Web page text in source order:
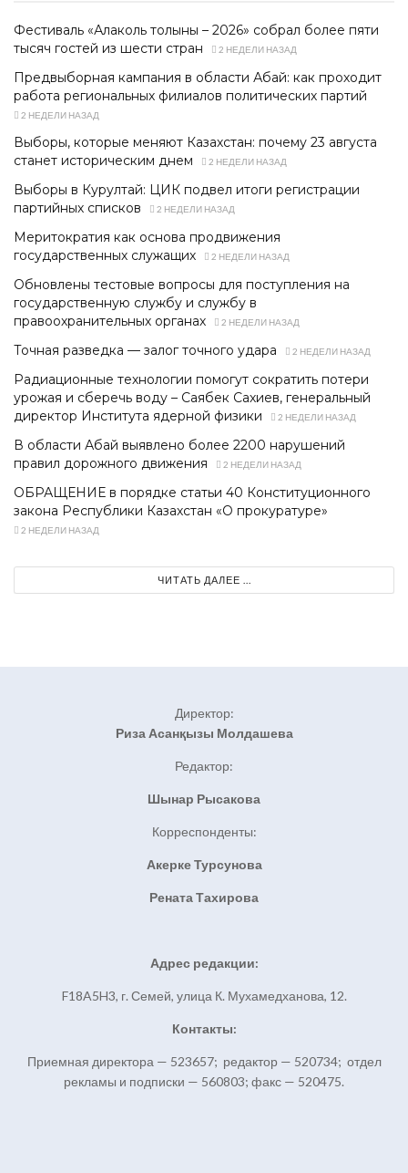
Фестиваль «Алаколь толқыны – 2026» собрал более пяти
тысяч гостей из шести стран
2 НЕДЕЛИ НАЗАД
Предвыборная кампания в области Абай: как проходит
работа региональных филиалов политических партий
2 НЕДЕЛИ НАЗАД
Выборы, которые меняют Казахстан: почему 23 августа
станет историческим днем
2 НЕДЕЛИ НАЗАД
Выборы в Курултай: ЦИК подвел итоги регистрации
партийных списков
2 НЕДЕЛИ НАЗАД
Меритократия как основа продвижения
государственных служащих
2 НЕДЕЛИ НАЗАД
Обновлены тестовые вопросы для поступления на
государственную службу и службу в
правоохранительных органах
2 НЕДЕЛИ НАЗАД
Точная разведка — залог точного удара 2 НЕДЕЛИ НАЗАД
Радиационные технологии помогут сократить потери
урожая и сберечь воду – Саябек Сахиев, генеральный
директор Института ядерной физики
2 НЕДЕЛИ НАЗАД
В области Абай выявлено более 2200 нарушений
правил дорожного движения
2 НЕДЕЛИ НАЗАД
ОБРАЩЕНИЕ в порядке статьи 40 Конституционного
закона Республики Казахстан «О прокуратуре»
2 НЕДЕЛИ НАЗАД
ЧИТАТЬ ДАЛЕЕ ...
Директор:
Риза Асанқызы Молдашева
Редактор:
Шынар Рысакова
Корреспонденты:
Акерке Турсунова
Рената Тахирова
Адрес редакции:
F18A5H3, г. Семей, улица К. Мухамедханова, 12.
Контакты:
Приемная директора — 523657; редактор — 520734; отдел
рекламы и подписки — 560803; факс — 520475.